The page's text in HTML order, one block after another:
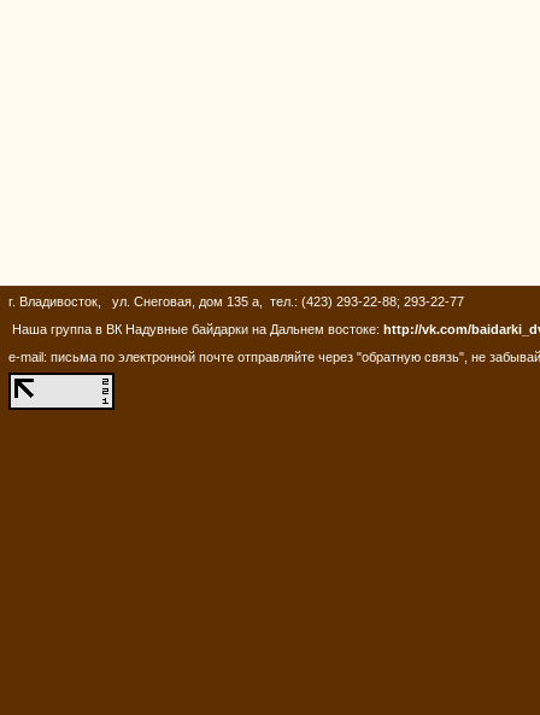
г. Владивосток, ул. Снеговая, дом 135 а, тел.: (423) 293-22-88; 293-22-77
Наша группа в ВК Надувные байдарки на Дальнем востоке: http://vk.com/
e-mail: письма по электронной почте отправляйте через "обратную связь", не